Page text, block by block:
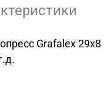
Grafalex